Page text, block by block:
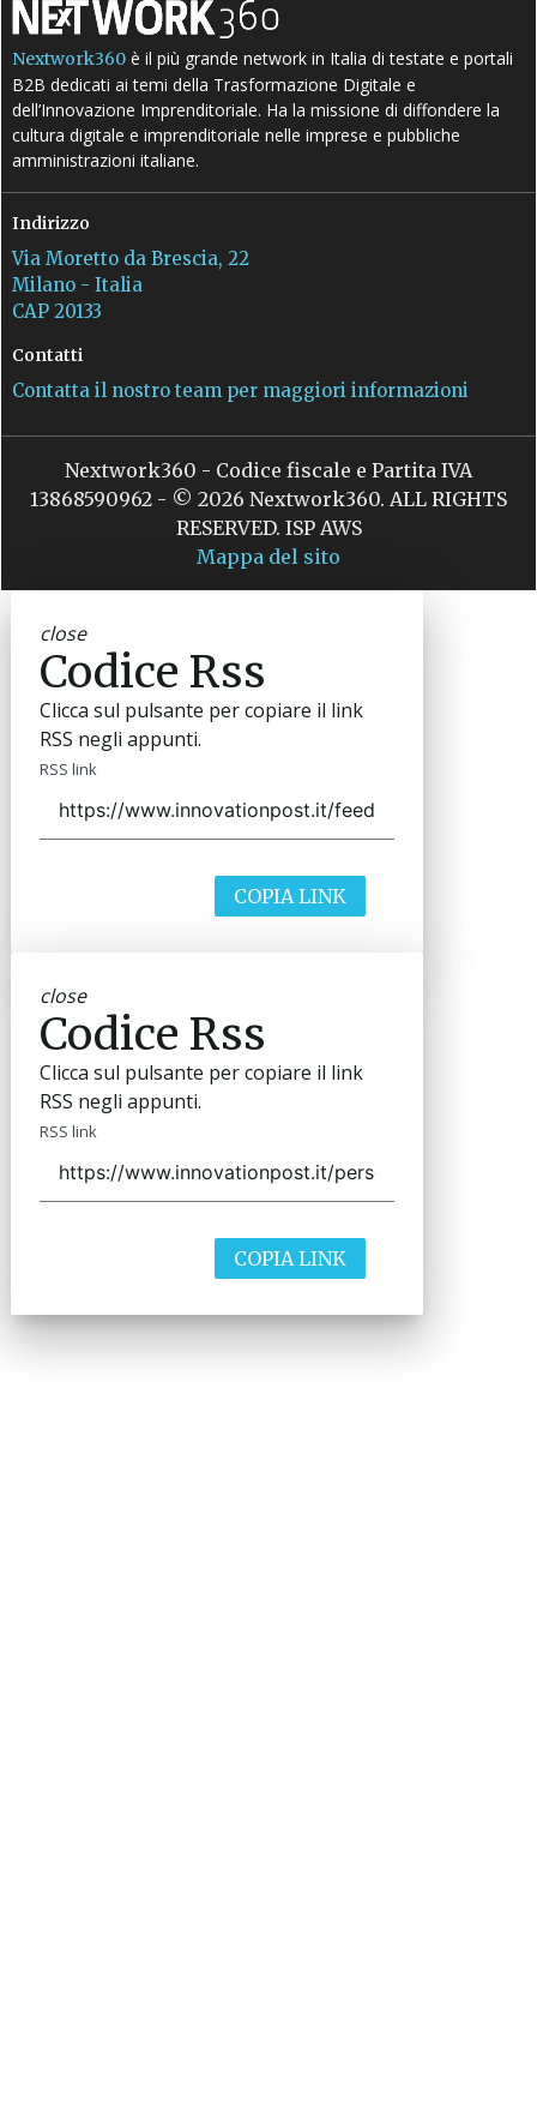
Nextwork360 è il più grande network in Italia di testate e portali
B2B dedicati ai temi della Trasformazione Digitale e
dell’Innovazione Imprenditoriale. Ha la missione di diffondere la
cultura digitale e imprenditoriale nelle imprese e pubbliche
amministrazioni italiane.
Indirizzo
Via Moretto da Brescia, 22
Milano - Italia
CAP 20133
Contatti
Contatta il nostro team per maggiori informazioni
Nextwork360 - Codice fiscale e Partita IVA
13868590962 - © 2026 Nextwork360. ALL RIGHTS
RESERVED. ISP AWS
Mappa del sito
close
Codice Rss
Clicca sul pulsante per copiare il link
RSS negli appunti.
RSS link
COPIA LINK
close
Codice Rss
Clicca sul pulsante per copiare il link
RSS negli appunti.
RSS link
COPIA LINK